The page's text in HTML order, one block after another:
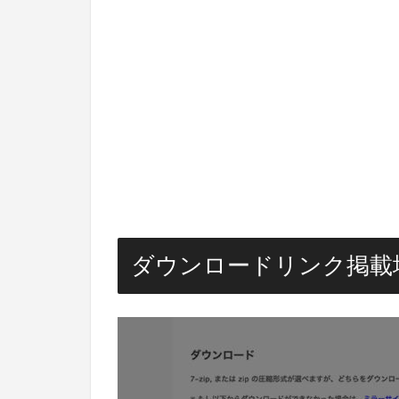
ダウンロードリンク掲載